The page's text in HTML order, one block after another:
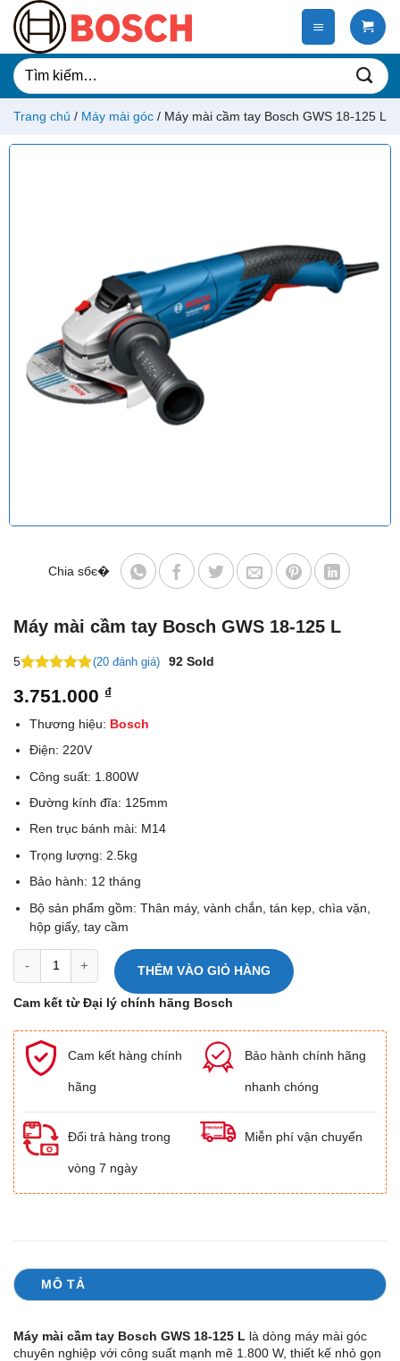
Chuyển
đến
dungTìm
kiếm:
Trang chủ / Máy mài góc / Máy mài cầm tay Bosch GWS 18-125 L
Chia sбє�
Máy mài cầm tay Bosch GWS 18-125 L
5
dựa trên
(20 đánh giá) 92 Sold
3.751.000 ₫
Thương hiệu: Bosch
Điện: 220V
Công suất: 1.800W
Đường kính đĩa: 125mm
Ren trục bánh mài: M14
Trọng lượng: 2.5kg
Bảo hành: 12 tháng
Bộ sản phẩm gồm: Thân máy, vành chắn, tán kẹp, chìa vặn,
hộp giấy, tay cầm
Máy mài cầm tay Bosch GWS 18-125 L số lượng
THÊM VÀO GIỎ HÀNG
Cam kết từ Đại lý chính hãng Bosch
Cam kết hàng chính
hãng
Bảo hành chính hãng
nhanh chóng
Đổi trả hàng trong
vòng 7 ngày
Miễn phí vận chuyển
MÔ TẢ
Máy mài cầm tay Bosch GWS 18-125 L là dòng máy mài góc
chuyên nghiệp với công suất mạnh mẽ 1.800 W, thiết kế nhỏ gọn